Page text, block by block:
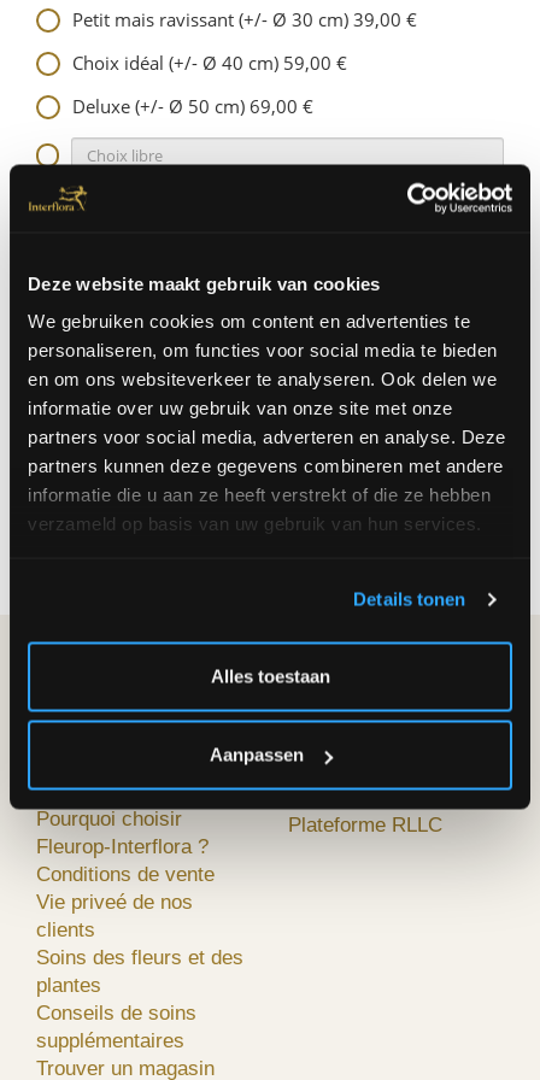
Deze website maakt gebruik van cookies
We gebruiken cookies om content en advertenties te
personaliseren, om functies voor social media te bieden
en om ons websiteverkeer te analyseren. Ook delen we
informatie over uw gebruik van onze site met onze
partners voor social media, adverteren en analyse. Deze
partners kunnen deze gegevens combineren met andere
informatie die u aan ze heeft verstrekt of die ze hebben
verzameld op basis van uw gebruik van hun services.
Details tonen
Alles toestaan
Aanpassen
Petit mais ravissant (+/- Ø 30 cm) 39,00 €
Choix idéal (+/- Ø 40 cm) 59,00 €
Deluxe (+/- Ø 50 cm) 69,00 €
Livraison a l'adresse
|
OU
|
Click and
Continuer
posées
Pourquoi choisir
Fleurop-Interflora ?
Conditions de vente
Vie priveé de nos
clients
Soins des fleurs et des
plantes
Conseils de soins
supplémentaires
Trouver un magasin
MA COMMANDE
Façon de commander
Des prix et des frais
Méthodes de paiement
Plateforme RLLC